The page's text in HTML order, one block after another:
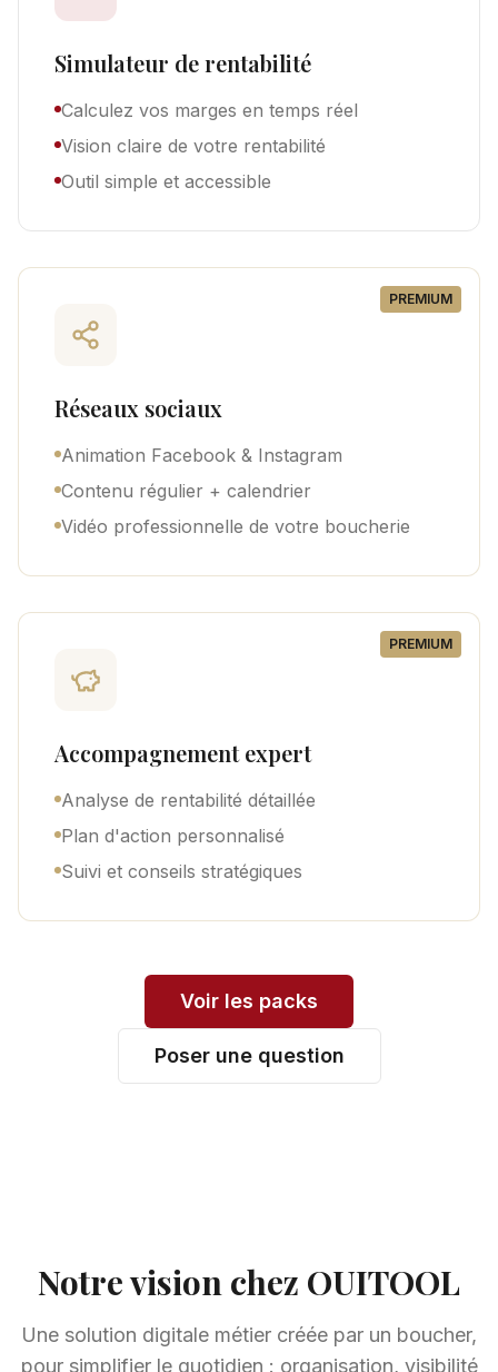
Simulateur de rentabilité
Calculez vos marges en temps réel
Vision claire de votre rentabilité
Outil simple et accessible
PREMIUM
Réseaux sociaux
Animation Facebook & Instagram
Contenu régulier + calendrier
Vidéo professionnelle de votre boucherie
PREMIUM
Accompagnement expert
Analyse de rentabilité détaillée
Plan d'action personnalisé
Suivi et conseils stratégiques
Voir les packs
Poser une question
Notre vision chez OUITOOL
Une solution digitale métier créée par un boucher,
pour simplifier le quotidien : organisation, visibilité